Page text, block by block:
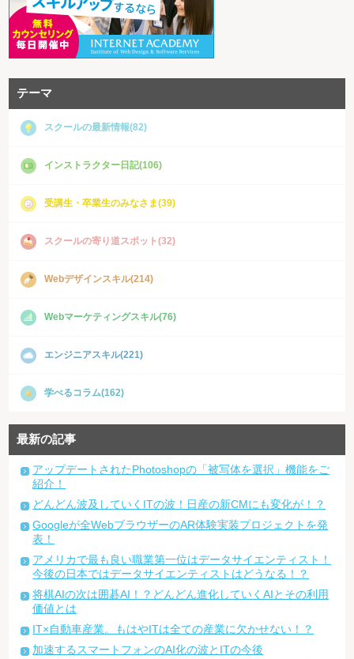
テーマ
スクールの最新情報(82)
インストラクター日記(106)
受講生・卒業生のみなさま(39)
スクールの寄り道スポット(32)
Webデザインスキル(214)
Webマーケティングスキル(76)
エンジニアスキル(221)
学べるコラム(162)
最新の記事
アップデートされたPhotoshopの「被写体を選択」機能をご
紹介！
どんどん波及していくITの波！日産の新CMにも変化が！？
Googleが全WebブラウザーのAR体験実装プロジェクトを発
表！
アメリカで最も良い職業第一位はデータサイエンティスト！
今後の日本ではデータサイエンティストはどうなる！？
将棋AIの次は囲碁AI！？どんどん進化していくAIとその利用
価値とは
IT×自動車産業。もはやITは全ての産業に欠かせない！？
加速するスマートフォンのAI化の波とITの今後